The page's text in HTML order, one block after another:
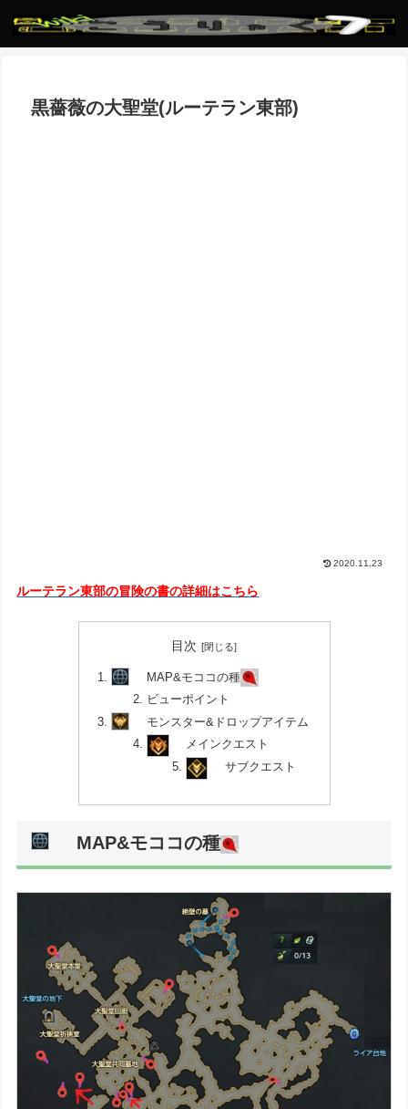
黒薔薇の大聖堂(ルーテラン東部)
2020.11.23
ルーテラン東部の冒険の書の詳細はこちら
目次
MAP&モココの種
ビューポイント
モンスター&ドロップアイテム
メインクエスト
サブクエスト
MAP&モココの種